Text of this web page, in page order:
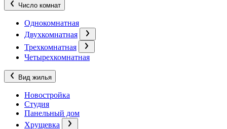
Число комнат
Однокомнатная
Двухкомнатная
Трехкомнатная
Четырехкомнатная
Вид жилья
Новостройка
Студия
Панельный дом
Хрущевка